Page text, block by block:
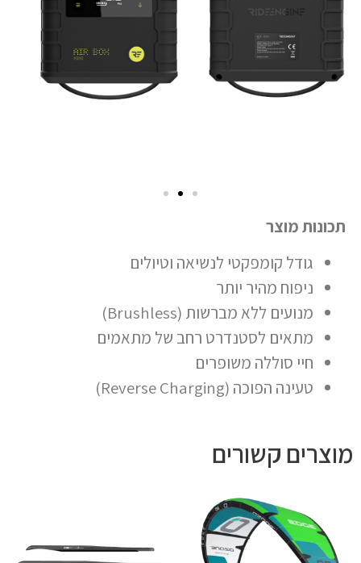
תכונות מוצר
גודל קומפקטי לנשיאה וטיולים
ניפוח מהיר יותר
מנועים ללא מברשות (Brushless)
מתאים לסטנדרט רחב של מתאמים
חיי סוללה משופרים
טעינה הפוכה (Reverse Charging)
מוצרים קשורים